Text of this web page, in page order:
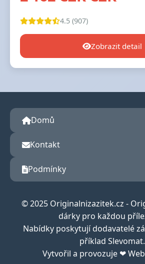
4.5 (907)
Zobrazit detail
Domů
Kontakt
Podmínky
© 2025 Originalnizazitek.cz -
dárky pro každou
Nabídky poskytují dodavatelé
příklad Slevomat.
Vytvořil a provozuje ❤